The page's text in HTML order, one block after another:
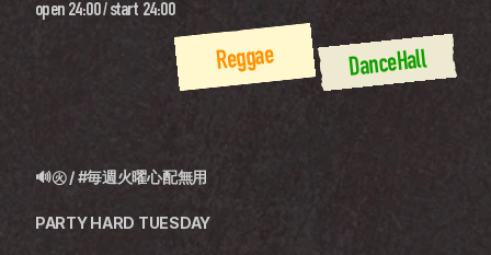
open 24:00 / start 24:00
DanceHall
Reggae
🔊㊋ / #毎週火曜心配無用
PARTY HARD TUESDAY